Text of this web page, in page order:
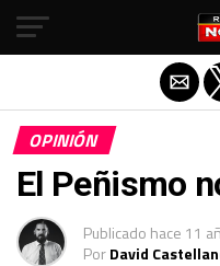
OPINIÓN
El Peñismo
Publicado hace 11
PorDavid
Salir de